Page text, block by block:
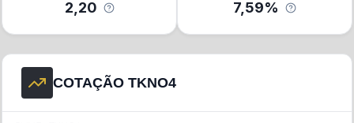
2,20 7,59%
COTAÇÃO TKNO4